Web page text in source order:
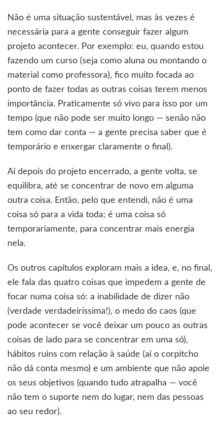
Não é uma situação sustentável, mas às vezes é
necessária para a gente conseguir fazer algum
projeto acontecer. Por exemplo: eu, quando estou
fazendo um curso (seja como aluna ou montando o
material como professora), fico muito focada ao
ponto de fazer todas as outras coisas terem menos
importância. Praticamente só vivo para isso por um
tempo (que não pode ser muito longo — senão não
tem como dar conta — a gente precisa saber que é
temporário e enxergar claramente o final).
Aí depois do projeto encerrado, a gente volta, se
equilibra, até se concentrar de novo em alguma
outra coisa. Então, pelo que entendi, não é uma
coisa só para a vida toda; é uma coisa só
temporariamente, para concentrar mais energia
nela.
Os outros capítulos exploram mais a idea, e, no final,
ele fala das quatro coisas que impedem a gente de
focar numa coisa só: a inabilidade de dizer não
(verdade verdadeiríssima!), o medo do caos (que
pode acontecer se você deixar um pouco as outras
coisas de lado para se concentrar em uma só),
hábitos ruins com relação à saúde (aí o corpitcho
não dá conta mesmo) e um ambiente que não apoie
os seus objetivos (quando tudo atrapalha — você
não tem o suporte nem do lugar, nem das pessoas
ao seu redor).